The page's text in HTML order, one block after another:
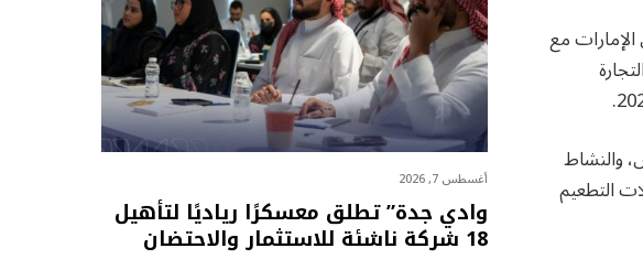
مع
والنشاط
التطعيم
أغسطس 7, 2026
وادي جدة” تطلق معسكرًا رياديًا لتأهيل
18 شركة ناشئة للاستثمار والاحتضان